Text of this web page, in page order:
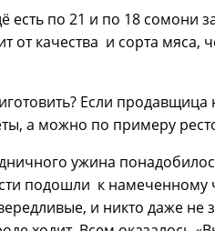
по 21 и по 18 сомони
от качества и сорта
Если
а можно по примеру
ужина
подошли к намеченному
и никто даже не